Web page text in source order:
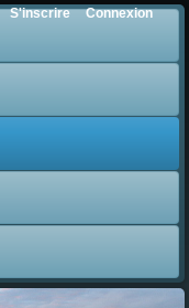
S'inscrire Connexion